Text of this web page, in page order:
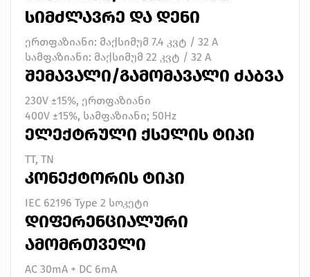
ᲡᲘᲛᲫᲚᲐᲕᲠᲔ ᲓᲐ ᲓᲔᲜᲘ
ერთფაზიანი: მაქსიმუმ 7.4 კვტ / 32 A
სამფაზიანი: მაქსიმუმ 22 კვტ / 32 A
ᲨᲔᲛᲐᲕᲐᲚᲘ/ᲒᲐᲛᲝᲛᲐᲕᲐᲚᲘ ᲫᲐᲑᲕᲐ
230V ±15%, ერთფაზიანი
400V ±15%, სამფაზიანი; 50Hz
ᲔᲚᲔᲥᲢᲠᲣᲚᲘ ᲥᲡᲔᲚᲘᲡ ᲢᲘᲞᲘ
TT, TN
ᲙᲝᲜᲔᲥᲢᲝᲠᲘᲡ ᲢᲘᲞᲘ
IEC 62196 Type 2 სოკეტი
ᲓᲘᲤᲔᲠᲔᲜᲪᲘᲐᲚᲣᲠᲘ
ᲐᲛᲝᲛᲠᲗᲕᲔᲚᲘ
AC 30mA + DC 6mA